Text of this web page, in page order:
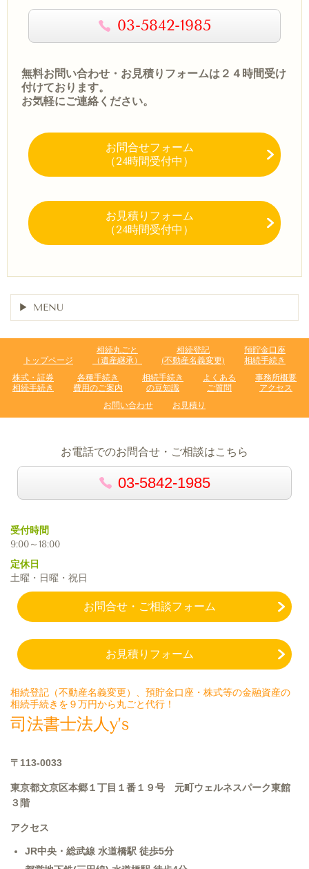
03-5842-1985
無料お問い合わせ・お見積りフォームは２４時間受け
付けております。
お気軽にご連絡ください。
お問合せフォーム
（24時間受付中）
お見積りフォーム
（24時間受付中）
MENU
トップページ
相続丸ごと
（遺産継承）
相続登記
(不動産名義変更)
預貯金口座
相続手続き
株式・証券
相続手続き
各種手続き
費用のご案内
相続手続き
の豆知識
よくある
ご質問
事務所概要
アクセス
お問い合わせ
お見積り
お電話でのお問合せ・ご相談はこちら
03-5842-1985
受付時間
9:00～18:00
定休日
土曜・日曜・祝日
お問合せ・ご相談フォーム
お見積りフォーム
相続登記（不動産名義変更）、預貯金口座・株式等の金融資産の
相続手続きを９万円から丸ごと代行！
司法書士法人y’s
〒113-0033
東京都文京区本郷１丁目１番１９号 元町ウェルネスパーク東館
３階
アクセス
JR中央・総武線 水道橋駅 徒歩5分